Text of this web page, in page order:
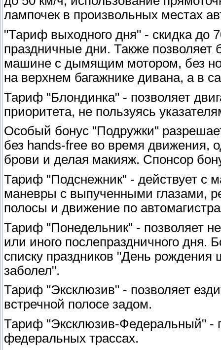
лампочек в произвольных местах
"Тариф выходного дня" - скидка
праздничные дни. Также позволяет
машине с дымящим мотором, без
на верхнем багажнике дивана, а в
Тариф "Блондинка" - позволяет
приоритета, не пользуясь
Особый бонус "Подружки"
без hands-free во время движения,
брови и делая макияж. Спонсор
Тариф "Подснежник" - действует с
маневры с выпученными глазами,
полосы и движение по
Тариф "Понедельник" - позволяет
или иного послепраздничного дня.
списку праздников "День
заболел".
Тариф "Эксклюзив" - позволяет
встречной полосе задом.
Тариф "Эксклюзив-Федеральный" -
федеральных трассах.